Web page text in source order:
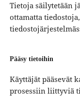
Tietoja säilytetään
ottamatta
Pääsy tietoihin
Käyttäjät pääsevät
prosessiin liittyviä